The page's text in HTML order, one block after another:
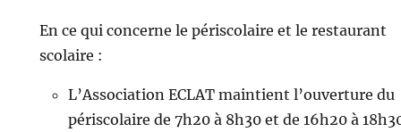
En ce qui concerne le périscolaire et le restaurant
scolaire :
L’Association ECLAT maintient l’ouverture du
périscolaire de 7h20 à 8h30 et de 16h20 à